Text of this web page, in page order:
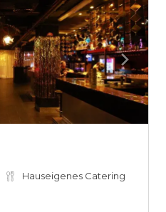
Hauseigenes Catering